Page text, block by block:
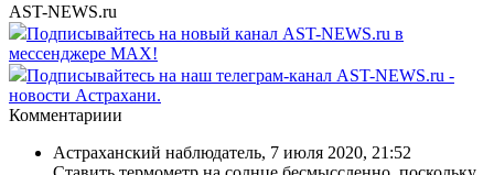
AST-NEWS.ru
Подписывайтесь на новый канал AST-NEWS.ru в
мессенджере MAX!
Подписывайтесь на наш телеграм-канал AST-NEWS.ru -
новости Астрахани.
Комментариии
Астраханский наблюдатель, 7 июля 2020, 21:52